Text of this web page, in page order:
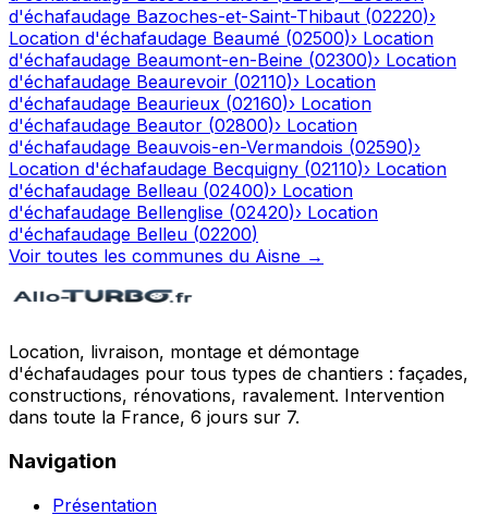
d'échafaudage Bazoches-et-Saint-Thibaut (02220)›
Location d'échafaudage Beaumé (02500)› Location
d'échafaudage Beaumont-en-Beine (02300)› Location
d'échafaudage Beaurevoir (02110)› Location
d'échafaudage Beaurieux (02160)› Location
d'échafaudage Beautor (02800)› Location
d'échafaudage Beauvois-en-Vermandois (02590)›
Location d'échafaudage Becquigny (02110)› Location
d'échafaudage Belleau (02400)› Location
d'échafaudage Bellenglise (02420)› Location
d'échafaudage Belleu (02200)
Voir toutes les communes du Aisne →
Location, livraison, montage et démontage
d'échafaudages pour tous types de chantiers : façades,
constructions, rénovations, ravalement. Intervention
dans toute la France, 6 jours sur 7.
Navigation
Présentation